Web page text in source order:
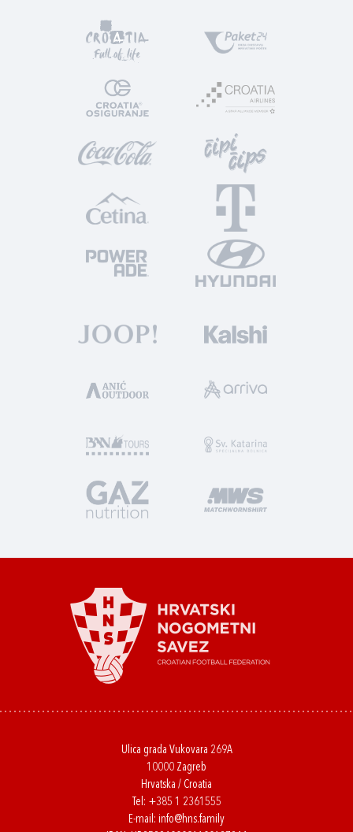
Ulica grada Vukovara 269A
10000 Zagreb
Hrvatska / Croatia
Tel: +385 1 2361555
E-mail: info@hns.family